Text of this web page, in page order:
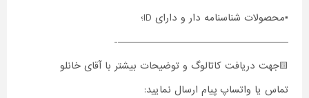
▪️محصولات شناسنامه دار و دارای ID؛
———————————————————-
🟨جهت دریافت کاتالوگ و توضیحات بیشتر با آقای خانلو
تماس یا واتساپ پیام ارسال نمایید: